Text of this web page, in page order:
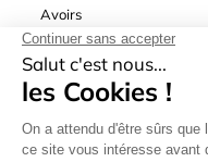
Avoirs
Adresses
Bons de réduction